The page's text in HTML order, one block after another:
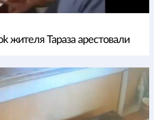
жителя Тараза арестовали